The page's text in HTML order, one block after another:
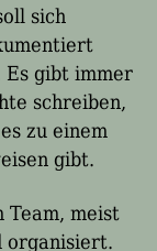
sich
gibt immer
schreiben,
zu einem
gibt.
Team, meist
organisiert.